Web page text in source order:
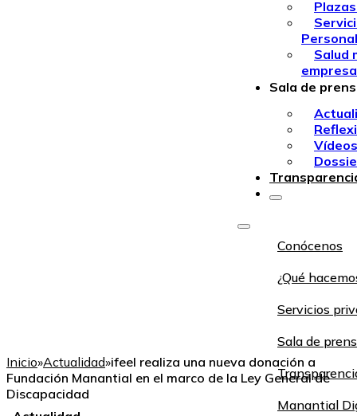
Personal
Salud
empresa
Sala de
Vídeos
Conócenos
¿Qué
Servicios
Sala de
Manantial
Inicio»Actualidad»ifeel realiza una nueva donación a
Fundación Manantial en el marco de la Ley General de
Discapacidad